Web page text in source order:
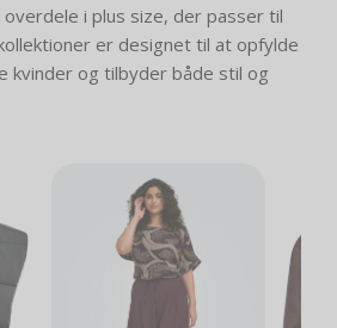
overdele i plus size, der passer til
er designet til at opfylde
kvinder og tilbyder både stil og